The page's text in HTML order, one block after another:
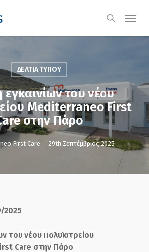
search
Menu
ΔΕΛΤΙΑ ΤΥΠΟΥ
εγκαινίων του νέου
Mediterraneo First
στην Πάρο
First Care 29th Σεπτέμβριος 2025
2025
του νέου Πολυϊατρείου
Care στην Πάρο